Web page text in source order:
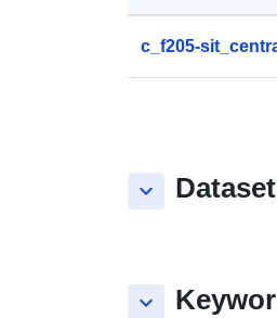
c_f205-
keyboard_arrow_down
keyboard_arrow_down